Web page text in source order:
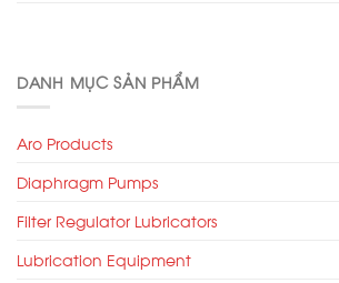
DANH MỤC SẢN PHẨM
Aro Products
Diaphragm Pumps
Filter Regulator Lubricators
Lubrication Equipment